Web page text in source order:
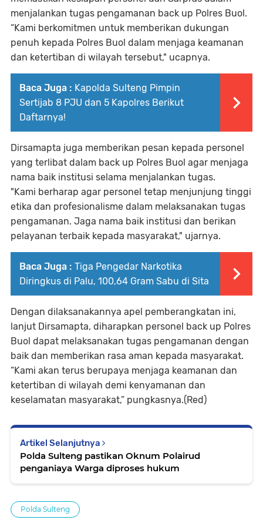
menjalankan tugas pengamanan back up Polres Buol.
“Kami berkomitmen untuk memberikan dukungan
penuh kepada Polres Buol dalam menjaga keamanan
dan ketertiban di wilayah tersebut," ucapnya.
Baca Juga : Kapolda Sulteng Pimpin
Sertijab 8 PJU dan 5 Kapolres Berikut
Daftarnya!
Dirsamapta juga memberikan pesan kepada personel
yang terlibat dalam back up Polres Buol agar menjaga
nama baik institusi selama menjalankan tugas.
"Kami berharap agar personel tetap menjunjung tinggi
etika dan profesionalisme dalam melaksanakan tugas
pengamanan. Jaga nama baik institusi dan berikan
pelayanan terbaik kepada masyarakat," ujarnya.
Baca Juga : Tiga Pengedar Narkotika
Diringkus di Palu, 100,64 Gram Sabu di Sita
Dengan dilaksanakannya apel pemberangkatan ini,
lanjut Dirsamapta, diharapkan personel back up Polres
Buol dapat melaksanakan tugas pengamanan dengan
baik dan memberikan rasa aman kepada masyarakat.
“Kami akan terus berupaya menjaga keamanan dan
ketertiban di wilayah demi kenyamanan dan
keselamatan masyarakat,” pungkasnya.(Red)
Artikel Selanjutnya
Polda Sulteng pastikan Oknum Polairud
penganiaya Warga diproses hukum
Polda Sulteng